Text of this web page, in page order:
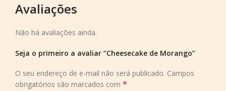
Avaliações
Não há avaliações ainda.
Seja o primeiro a avaliar “Cheesecake de Morango”
O seu endereço de e-mail não será publicado. Campos
obrigatórios são marcados com *